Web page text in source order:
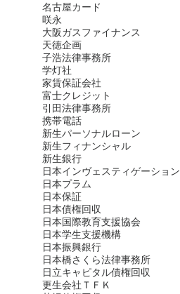
名古屋カード
咲永
大阪ガスファイナンス
天徳企画
子浩法律事務所
学灯社
家賃保証会社
富士クレジット
引田法律事務所
携帯電話
新生パーソナルローン
新生フィナンシャル
新生銀行
日本インヴェスティゲーション
日本プラム
日本保証
日本債権回収
日本国際教育支援協会
日本学生支援機構
日本振興銀行
日本橋さくら法律事務所
日立キャピタル債権回収
更生会社ＴＦＫ